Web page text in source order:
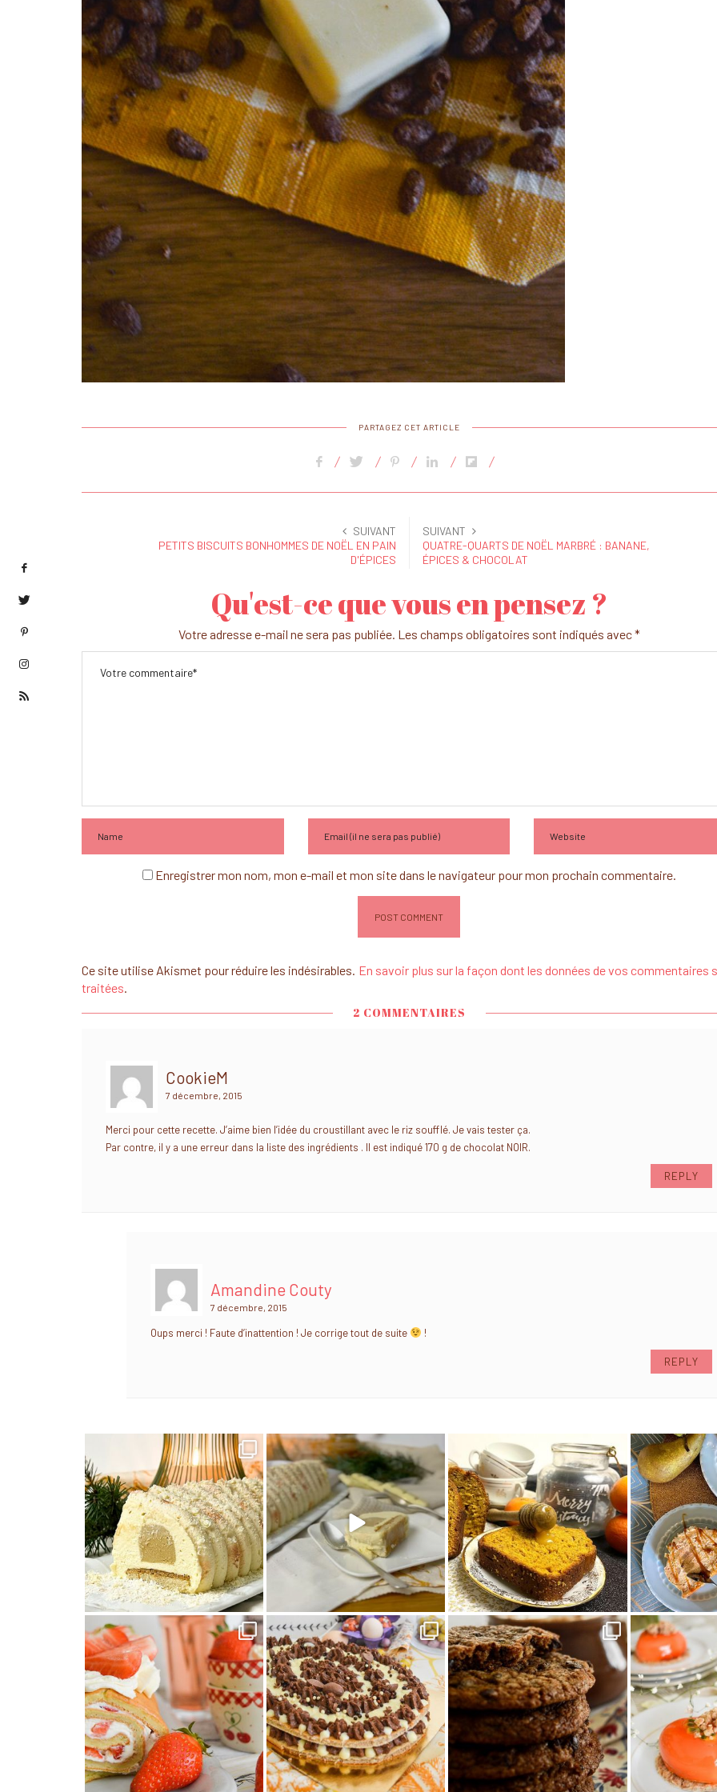
PARTAGEZ CET ARTICLE
SUIVANT
PETITS BISCUITS BONHOMMES DE NOËL EN PAIN
D'ÉPICES
SUIVANT
QUATRE-QUARTS DE NOËL MARBRÉ : BANANE,
ÉPICES & CHOCOLAT
Qu'est-ce que vous en pensez ?
Votre adresse e-mail ne sera pas publiée. Les champs obligatoires sont indiqués avec*
Enregistrer mon nom, mon e-mail et mon site dans le navigateur pour mon prochain commentaire.
Ce site utilise Akismet pour réduire les indésirables. En savoir plus sur la façon dont les données de vos commentaires
traitées.
2 COMMENTAIRES
CookieM
7 décembre, 2015
Merci pour cette recette. J’aime bien l’idée du croustillant avec le riz soufflé. Je vais tester ça.
Par contre, il y a une erreur dans la liste des ingrédients . Il est indiqué 170 g de chocolat NOIR.
REPLY
Amandine Couty
7 décembre, 2015
Oups merci ! Faute d’inattention ! Je corrige tout de suite !
REPLY